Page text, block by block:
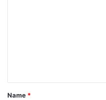
*
Name *